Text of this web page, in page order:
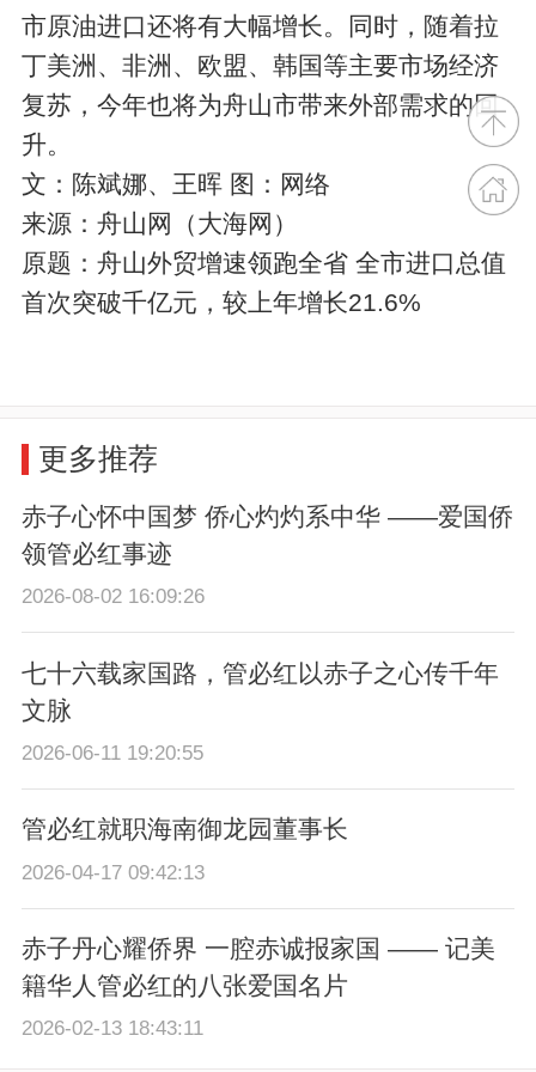
市原油进口还将有大幅增长。同时，随着拉
丁美洲、非洲、欧盟、韩国等主要市场经济
复苏，今年也将为舟山市带来外部需求的回
升。
文：陈斌娜、王晖 图：网络
来源：舟山网（大海网）
原题：舟山外贸增速领跑全省 全市进口总值
首次突破千亿元，较上年增长21.6%
更多推荐
赤子心怀中国梦 侨心灼灼系中华 ——爱国侨
领管必红事迹
2026-08-02 16:09:26
七十六载家国路，管必红以赤子之心传千年
文脉
2026-06-11 19:20:55
管必红就职海南御龙园董事长
2026-04-17 09:42:13
赤子丹心耀侨界 一腔赤诚报家国 —— 记美
籍华人管必红的八张爱国名片
2026-02-13 18:43:11